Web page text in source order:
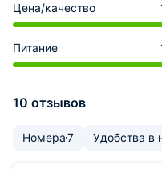
Цена/качество
Питание
10 отзывов
Номера7 Удобства в